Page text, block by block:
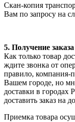
Скан-копия
Вам по запросу на
5. Получение
Как только товар
ждите звонка от
правило, компания-
Вашем городе, но
доставки в городах
доставить заказ на
Приемка товара